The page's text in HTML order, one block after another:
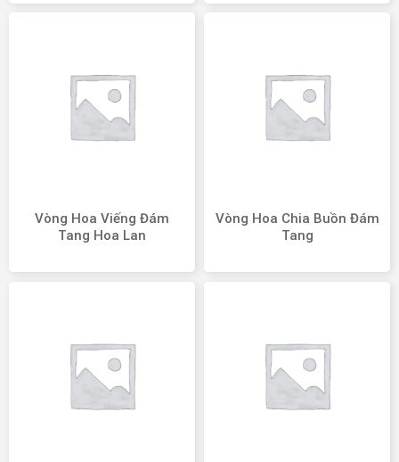
Vòng Hoa Viếng Đám
Tang Hoa Lan
Vòng Hoa Chia Buồn Đám
Tang